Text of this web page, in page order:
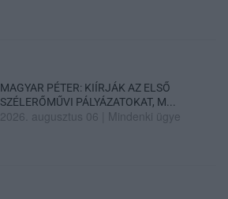
MAGYAR PÉTER: KIÍRJÁK AZ ELSŐ
SZÉLERŐMŰVI PÁLYÁZATOKAT, M...
2026. augusztus 06 Mindenki ügye